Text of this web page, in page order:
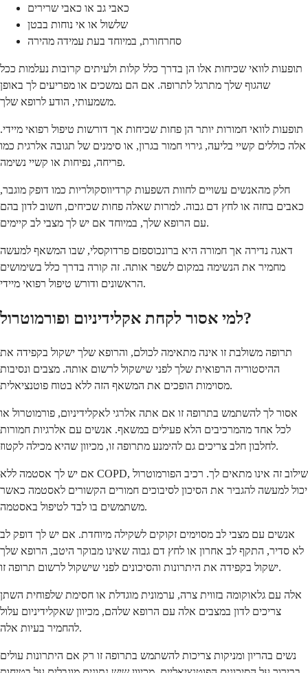
כאבי גב או כאבי שרירים
שלשול או אי נוחות בבטן
סחרחורת, במיוחד בעת עמידה מהירה
תופעות לוואי שכיחות אלו הן בדרך כלל קלות ולעיתים קרובות נעלמות ככל
שהגוף שלך מתרגל לתרופה. אם הם נמשכים או מפריעים לך באופן
משמעותי, הודע לרופא שלך.
תופעות לוואי חמורות יותר הן פחות שכיחות אך דורשות טיפול רפואי מיידי.
אלה כוללים קשיי בליעה, גירוי חמור בגרון, או סימנים של תגובה אלרגית כמו
פריחה, נפיחות או קשיי נשימה.
חלק מהאנשים עשויים לחוות השפעות קרדיווסקולריות כמו דופק מוגבר,
כאבים בחזה או לחץ דם גבוה. למרות שאלה פחות שכיחים, חשוב לדון בהם
עם הרופא שלך, במיוחד אם יש לך מצבי לב קיימים.
דאגה נדירה אך חמורה היא ברונכוספזם פרדוקסלי, שבו המשאף למעשה
מחמיר את הנשימה במקום לשפר אותה. זה קורה בדרך כלל בשימושים
הראשונים ודורש טיפול רפואי מיידי.
למי אסור לקחת אקלידיניום ופורמוטרול?
תרופה משולבת זו אינה מתאימה לכולם, והרופא שלך ישקול בקפידה את
ההיסטוריה הרפואית שלך לפני שישקול לרשום אותה. מצבים ונסיבות
מסוימות הופכים את המשאף הזה ללא בטוח פוטנציאלית.
אסור לך להשתמש בתרופה זו אם אתה אלרגי לאקלידיניום, פורמוטרול או
לכל אחד מהמרכיבים הלא פעילים במשאף. אנשים עם אלרגיות חמורות
לחלבון חלב צריכים גם להימנע מתרופה זו, מכיוון שהיא מכילה לקטוז.
אם יש לך אסטמה ללא COPD, שילוב זה אינו מתאים לך. רכיב הפורמוטרול
יכול למעשה להגביר את הסיכון לסיבוכים חמורים הקשורים לאסטמה כאשר
משתמשים בו לבד לטיפול באסטמה.
אנשים עם מצבי לב מסוימים זקוקים לשקילה מיוחדת. אם יש לך דופק לב
לא סדיר, התקף לב אחרון או לחץ דם גבוה שאינו מבוקר היטב, הרופא שלך
ישקול בקפידה את היתרונות והסיכונים לפני שישקול לרשום תרופה זו.
אלה עם גלאוקומה בזווית צרה, ערמונית מוגדלת או חסימת שלפוחית השתן
צריכים לדון במצבים אלה עם הרופא שלהם, מכיוון שאקלידיניום עלול
להחמיר בעיות אלה.
נשים בהריון ומניקות צריכות להשתמש בתרופה זו רק אם היתרונות עולים